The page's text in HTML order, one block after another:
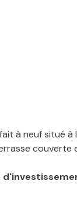
situé à la